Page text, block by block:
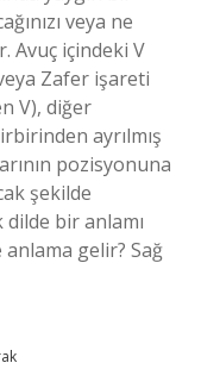
veya ne
Avuç içindeki V
Zafer işareti
V), diğer
ayrılmış
pozisyonuna
şekilde
dilde bir anlamı
anlama gelir? Sağ